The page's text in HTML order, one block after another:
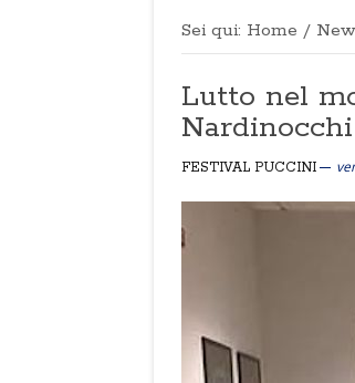
Sei qui: Home /
Lutto nel
Nardinocchi
FESTIVAL PUCCINI